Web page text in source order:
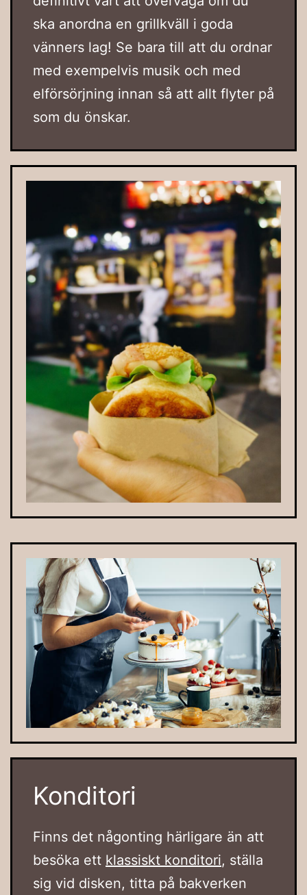
ska anordna en grillkväll i goda
vänners lag! Se bara till att du ordnar
med exempelvis musik och med
elförsörjning innan så att allt flyter på
som du önskar.
Konditori
Finns det någonting härligare än att
besöka ett klassiskt konditori, ställa
sig vid disken, titta på bakverken